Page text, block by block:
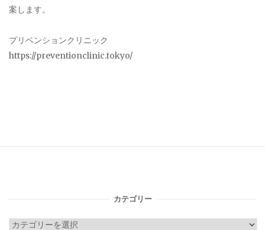
案します。
プリベンションクリニック
https://preventionclinic.tokyo/
カテゴリー
カ